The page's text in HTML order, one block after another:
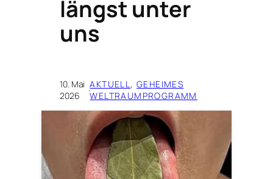
längst unter
uns
10. Mai
2026
·AKTUELL, GEHEIMES
WELTRAUMPROGRAMM